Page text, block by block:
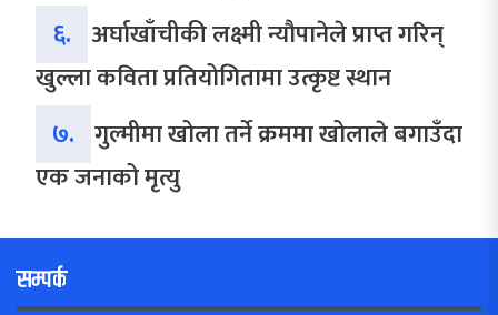
६. अर्घाखाँचीकी लक्ष्मी न्यौपानेले प्राप्त गरिन्
खुल्ला कविता प्रतियोगितामा उत्कृष्ट स्थान
७. गुल्मीमा खोला तर्ने क्रममा खोलाले बगाउँदा
एक जनाको मृत्यु
सम्पर्क